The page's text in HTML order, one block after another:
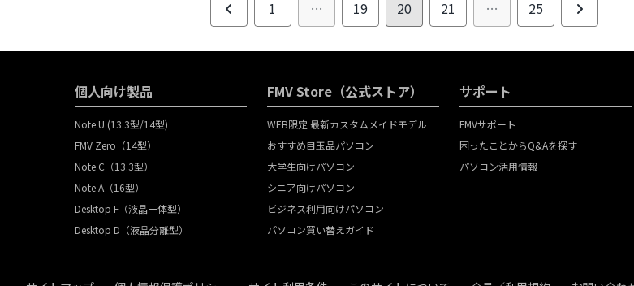
前
1 … 19 20 21 … 25
次
個人向け製品
Note U (13.3型/14型)
FMV Zero（14型）
Note C（13.3型）
Note A（16型）
Desktop F（液晶一体型）
Desktop D（液晶分離型）
FMV Store（公式ストア）
WEB限定 最新カスタムメイドモデル
おすすめ目玉品パソコン
大学生向けパソコン
シニア向けパソコン
ビジネス利用向けパソコン
パソコン買い替えガイド
サポート
FMVサポート
困ったことからQ&Aを探す
パソコン活用情報